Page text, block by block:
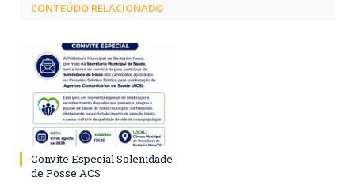
CONTEÚDO RELACIONADO
Convite Especial Solenidade
de Posse ACS